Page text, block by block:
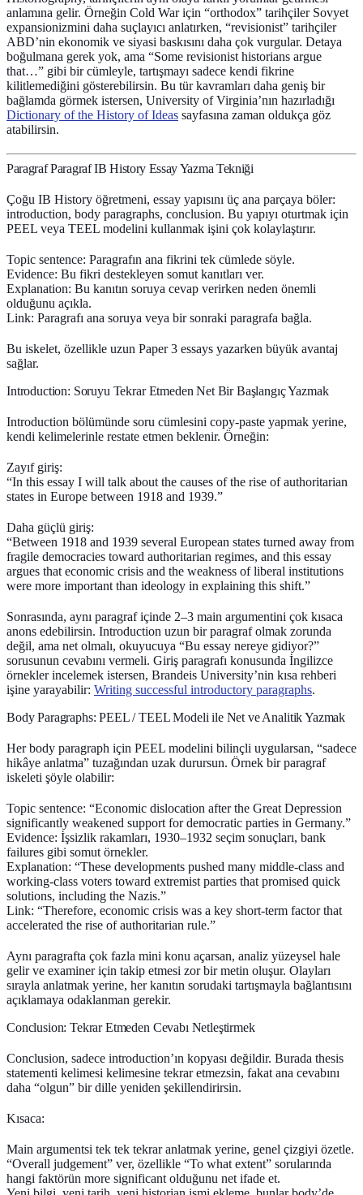
anlamına gelir. Örneğin Cold War için “orthodox” tarihçiler Sovyet
expansionizmini daha suçlayıcı anlatırken, “revisionist” tarihçiler
ABD’nin ekonomik ve siyasi baskısını daha çok vurgular. Detaya
boğulmana gerek yok, ama “Some revisionist historians argue
that…” gibi bir cümleyle, tartışmayı sadece kendi fikrine
kilitlemediğini gösterebilirsin. Bu tür kavramları daha geniş bir
bağlamda görmek istersen, University of Virginia’nın hazırladığı
Dictionary of the History of Ideas sayfasına zaman oldukça göz
atabilirsin.
Paragraf Paragraf IB History Essay Yazma Tekniği
Çoğu IB History öğretmeni, essay yapısını üç ana parçaya böler:
introduction, body paragraphs, conclusion. Bu yapıyı oturtmak için
PEEL veya TEEL modelini kullanmak işini çok kolaylaştırır.
Topic sentence: Paragrafın ana fikrini tek cümlede söyle.
Evidence: Bu fikri destekleyen somut kanıtları ver.
Explanation: Bu kanıtın soruya cevap verirken neden önemli
olduğunu açıkla.
Link: Paragrafı ana soruya veya bir sonraki paragrafa bağla.
Bu iskelet, özellikle uzun Paper 3 essays yazarken büyük avantaj
sağlar.
Introduction: Soruyu Tekrar Etmeden Net Bir Başlangıç Yazmak
Introduction bölümünde soru cümlesini copy‑paste yapmak yerine,
kendi kelimelerinle restate etmen beklenir. Örneğin:
Zayıf giriş:
“In this essay I will talk about the causes of the rise of authoritarian
states in Europe between 1918 and 1939.”
Daha güçlü giriş:
“Between 1918 and 1939 several European states turned away from
fragile democracies toward authoritarian regimes, and this essay
argues that economic crisis and the weakness of liberal institutions
were more important than ideology in explaining this shift.”
Sonrasında, aynı paragraf içinde 2–3 main argumentini çok kısaca
anons edebilirsin. Introduction uzun bir paragraf olmak zorunda
değil, ama net olmalı, okuyucuya “Bu essay nereye gidiyor?”
sorusunun cevabını vermeli. Giriş paragrafı konusunda İngilizce
örnekler incelemek istersen, Brandeis University’nin kısa rehberi
işine yarayabilir: Writing successful introductory paragraphs.
Body Paragraphs: PEEL / TEEL Modeli ile Net ve Analitik Yazmak
Her body paragraph için PEEL modelini bilinçli uygularsan, “sadece
hikâye anlatma” tuzağından uzak durursun. Örnek bir paragraf
iskeleti şöyle olabilir:
Topic sentence: “Economic dislocation after the Great Depression
significantly weakened support for democratic parties in Germany.”
Evidence: İşsizlik rakamları, 1930–1932 seçim sonuçları, bank
failures gibi somut örnekler.
Explanation: “These developments pushed many middle‑class and
working‑class voters toward extremist parties that promised quick
solutions, including the Nazis.”
Link: “Therefore, economic crisis was a key short‑term factor that
accelerated the rise of authoritarian rule.”
Aynı paragrafta çok fazla mini konu açarsan, analiz yüzeysel hale
gelir ve examiner için takip etmesi zor bir metin oluşur. Olayları
sırayla anlatmak yerine, her kanıtın sorudaki tartışmayla bağlantısını
açıklamaya odaklanman gerekir.
Conclusion: Tekrar Etmeden Cevabı Netleştirmek
Conclusion, sadece introduction’ın kopyası değildir. Burada thesis
statementi kelimesi kelimesine tekrar etmezsin, fakat ana cevabını
daha “olgun” bir dille yeniden şekillendirirsin.
Kısaca:
Main argumentsi tek tek tekrar anlatmak yerine, genel çizgiyi özetle.
“Overall judgement” ver, özellikle “To what extent” sorularında
hangi faktörün more significant olduğunu net ifade et.